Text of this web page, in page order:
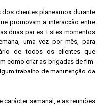
clientes planeamos durante
promovam a interacção entre
duas partes. Estes momentos
uma vez por mês, para
de todos os clientes que
como criar as brigadas de fim-
trabalho de manutenção da
carácter semanal, e as reuniões